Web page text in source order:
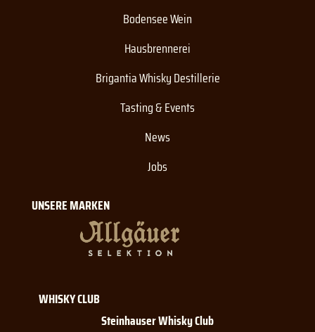
Bodensee Wein
Hausbrennerei
Brigantia Whisky Destillerie
Tasting & Events
News
Jobs
UNSERE MARKEN
WHISKY CLUB
Steinhauser Whisky Club